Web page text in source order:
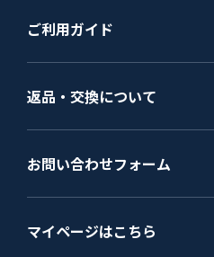
ご利用ガイド
返品・交換について
お問い合わせフォーム
マイページはこちら